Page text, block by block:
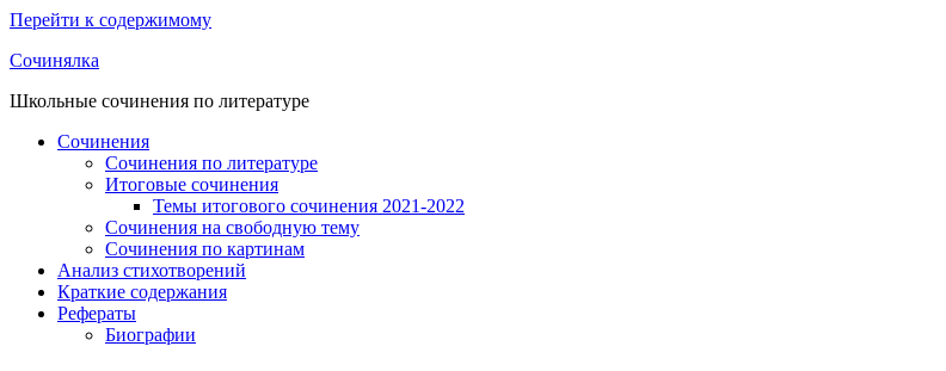
Перейти к содержимому
Сочинялка
Школьные сочинения по литературе
Сочинения
Сочинения по литературе
Итоговые сочинения
Темы итогового сочинения 2021-2022
Сочинения на свободную тему
Сочинения по картинам
Анализ стихотворений
Краткие содержания
Рефераты
Биографии